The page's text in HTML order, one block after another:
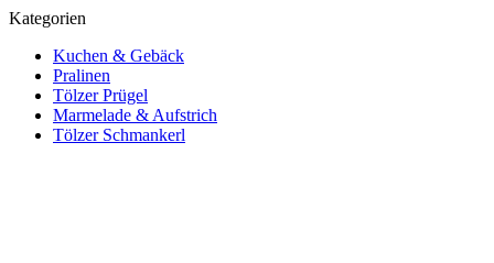
Kategorien
Kuchen & Gebäck
Pralinen
Tölzer Prügel
Marmelade & Aufstrich
Tölzer Schmankerl